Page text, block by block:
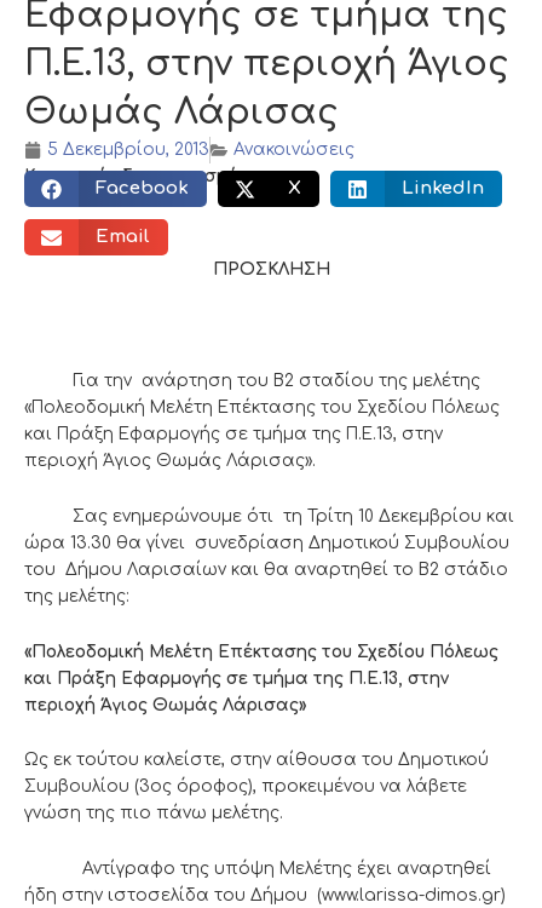
Εφαρμογής σε τμήμα της
Π.Ε.13, στην περιοχή Άγιος
Θωμάς Λάρισας
5 Δεκεμβρίου, 2013
Ανακοινώσεις
Κοινωνικός διαμοιρασμός:
Facebook X LinkedIn
Email
ΠΡΟΣΚΛΗΣΗ
Για την ανάρτηση του Β2 σταδίου της μελέτης
«Πολεοδομική Μελέτη Επέκτασης του Σχεδίου Πόλεως
και Πράξη Εφαρμογής σε τμήμα της Π.Ε.13, στην
περιοχή Άγιος Θωμάς Λάρισας».
Σας ενημερώνουμε ότι τη Τρίτη 10 Δεκεμβρίου και
ώρα 13.30 θα γίνει συνεδρίαση Δημοτικού Συμβουλίου
του Δήμου Λαρισαίων και θα αναρτηθεί το Β2 στάδιο
της μελέτης:
«Πολεοδομική Μελέτη Επέκτασης του Σχεδίου Πόλεως
και Πράξη Εφαρμογής σε τμήμα της Π.Ε.13, στην
περιοχή Άγιος Θωμάς Λάρισας»
Ως εκ τούτου καλείστε, στην αίθουσα του Δημοτικού
Συμβουλίου (3ος όροφος), προκειμένου να λάβετε
γνώση της πιο πάνω μελέτης.
Αντίγραφο της υπόψη Μελέτης έχει αναρτηθεί
ήδη στην ιστοσελίδα του Δήμου (www.larissa-dimos.gr)